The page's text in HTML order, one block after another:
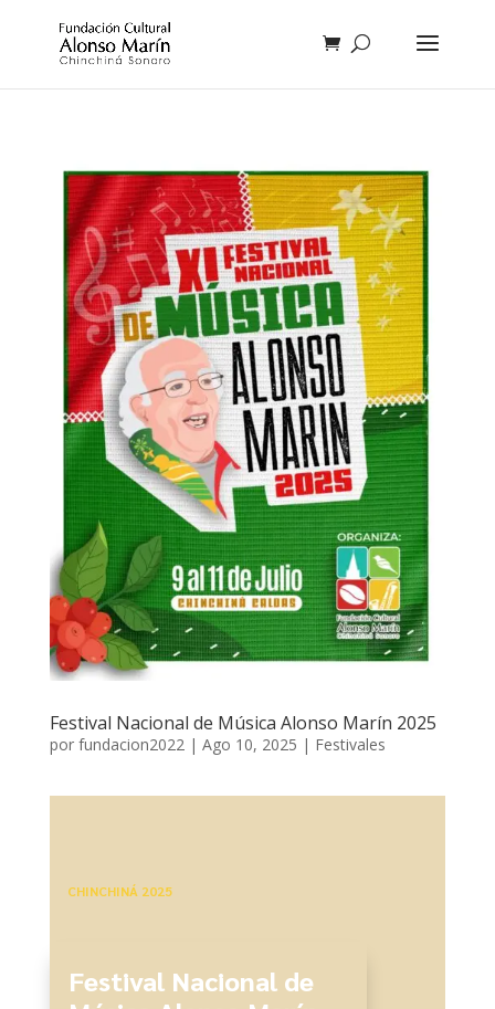
Festival Nacional de Música Alonso Marín 2025
por fundacion2022| Ago 10, 2025 | Festivales
CHINCHINÁ 2025
Festival Nacional de